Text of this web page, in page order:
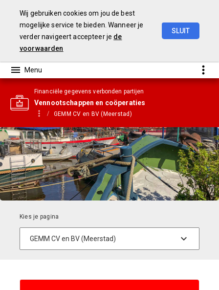
Financiële gegevens verbonden partijen
Vennootschappen en coöperaties
GEMM CV en BV (Meerstad)
Wij gebruiken cookies om jou de best
mogelijke service te bieden. Wanneer je
verder navigeert accepteer je de
voorwaarden
SLUIT